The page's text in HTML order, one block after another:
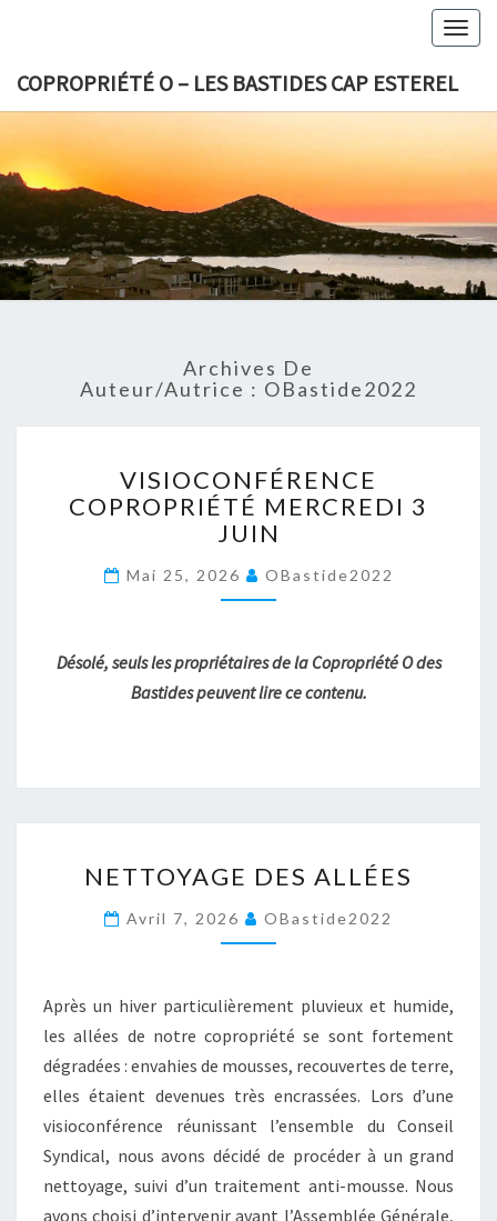
COPROPRIÉTÉ O – LES BASTIDES CAP ESTEREL
O –
Archives De
Auteur/autrice : OBastide2022
COPROPRIÉTÉ
MERCREDI
3
VISIOCONFÉRENCE
COPROPRIÉTÉ MERCREDI 3
JUIN
Mai 25, 2026 OBastide2022
Désolé, seuls les propriétaires de la Copropriété O des
Bastides peuvent lire ce contenu.
DES
NETTOYAGE DES ALLÉES
Avril 7, 2026 OBastide2022
Après un hiver particulièrement pluvieux et humide,
les allées de notre copropriété se sont fortement
dégradées : envahies de mousses, recouvertes de terre,
elles étaient devenues très encrassées. Lors d’une
visioconférence réunissant l’ensemble du Conseil
Syndical, nous avons décidé de procéder à un grand
nettoyage, suivi d’un traitement anti-mousse. Nous
avons choisi d’intervenir avant l’Assemblée Générale,